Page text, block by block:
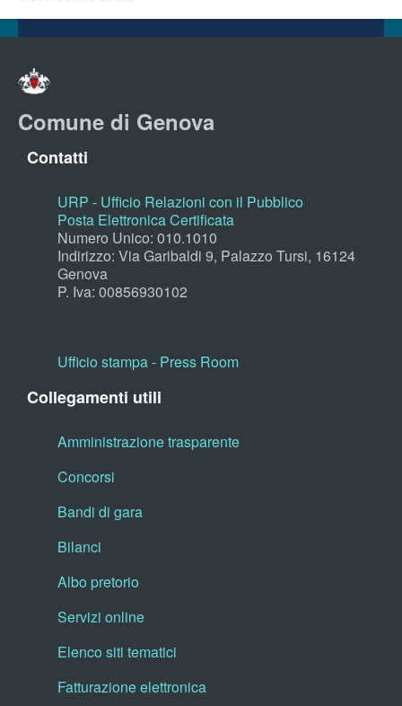
Comune di Genova
Contatti
URP - Ufficio Relazioni con il Pubblico
Posta Elettronica Certificata
Numero Unico: 010.1010
Indirizzo: Via Garibaldi 9, Palazzo Tursi, 16124
Genova
P. Iva: 00856930102
Ufficio stampa - Press Room
Collegamenti utili
Amministrazione trasparente
Concorsi
Bandi di gara
Bilanci
Albo pretorio
Servizi online
Elenco siti tematici
Fatturazione elettronica